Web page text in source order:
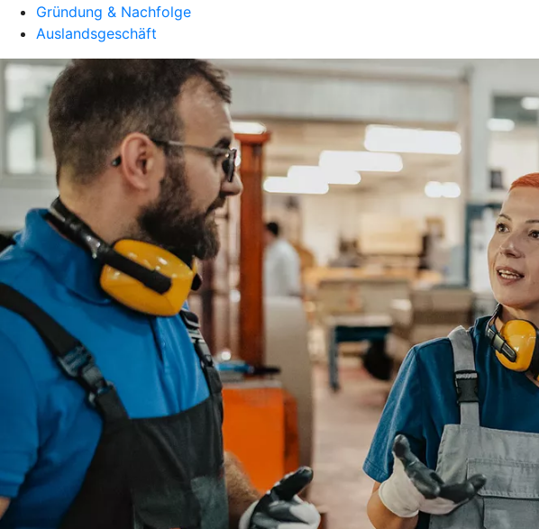
Gründung & Nachfolge
Auslandsgeschäft